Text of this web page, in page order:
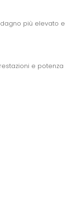
più elevato
e